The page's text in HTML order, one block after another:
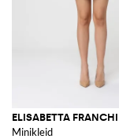
ELISABETTA FRANCHI
Minikleid